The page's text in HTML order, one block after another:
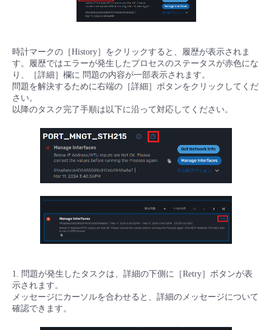
時計マークの［History］をクリックすると、履歴が表示されま
す。履歴ではエラーが発生したプロセスのステータスが赤色にな
り、［詳細］欄に 問題の内容が一部表示されます。
問題を解決するために右端の［詳細］ボタンをクリックしてくだ
さい。
以降のタスク完了手順は以下に沿って対応してください。
1. 問題が発生したタスクは、詳細の下側に［Retry］ボタンが表
示されます。
メッセージにカーソルを合わせると、詳細のメッセージについて
確認できます。